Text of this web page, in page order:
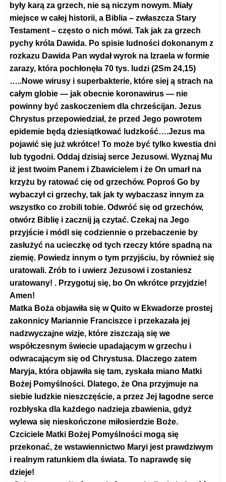
były karą za grzech, nie są niczym nowym. Miały
miejsce w całej historii, a Biblia – zwłaszcza Stary
Testament – często o nich mówi. Tak jak za grzech
pychy króla Dawida. Po spisie ludności dokonanym z
rozkazu Dawida Pan wydał wyrok na Izraela w formie
zarazy, która pochłonęła 70 tys. ludzi (2Sm 24,15)
…..Nowe wirusy i superbakterie, które siej ą strach na
całym globie — jak obecnie koronawirus — nie
powinny być zaskoczeniem dla chrześcijan. Jezus
Chrystus przepowiedział, że przed Jego powrotem
epidemie będą dziesiątkować ludzkość….Jezus ma
pojawić się już wkrótce! To może być tylko kwestia dni
lub tygodni. Oddaj dzisiaj serce Jezusowi. Wyznaj Mu
iż jest twoim Panem i Zbawicielem i że On umarł na
krzyżu by ratować cię od grzechów. Poproś Go by
wybaczył ci grzechy, tak jak ty wybaczasz innym za
wszystko co zrobili tobie. Odwróć się od grzechów,
otwórz Biblię i zacznij ją czytać. Czekaj na Jego
przyjście i módl się codziennie o przebaczenie by
zasłużyć na ucieczkę od tych rzeczy które spadną na
ziemię. Powiedz innym o tym przyjściu, by również się
uratowali. Zrób to i uwierz Jezusowi i zostaniesz
uratowany! . Przygotuj się, bo On wkrótce przyjdzie!
Amen!
Matka Boża objawiła się w Quito w Ekwadorze prostej
zakonnicy Mariannie Franciszce i przekazała jej
nadzwyczajne wizje, które ziszczają się we
współczesnym świecie upadającym w grzechu i
odwracającym się od Chrystusa. Dlaczego zatem
Maryja, która objawiła się tam, zyskała miano Matki
Bożej Pomyślności. Dlatego, że Ona przyjmuje na
siebie ludzkie nieszczęście, a przez Jej łagodne serce
rozbłyska dla każdego nadzieja zbawienia, gdyż
wylewa się nieskończone miłosierdzie Boże.
Czciciele Matki Bożej Pomyślności mogą się
przekonać, że wstawiennictwo Maryi jest prawdziwym
i realnym ratunkiem dla świata. To naprawdę się
dzieje!